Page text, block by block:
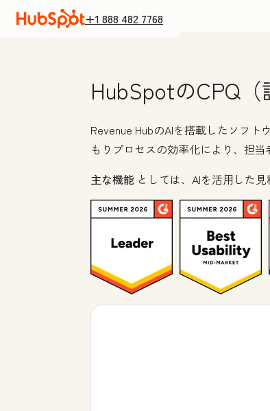
+1 888 482 7768
HubSpotのCPQ
Revenue HubのAIを搭載したソフ
もりプロセスの効率化により、担
主な機能 としては、AIを活用した